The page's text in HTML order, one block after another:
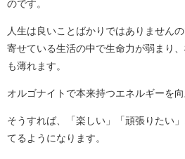
のです。
人生は良いことばかりではありません
寄せている生活の中で生命力が弱まり
も薄れます。
オルゴナイトで本来持つエネルギーを
そうすれば、「楽しい」「頑張りたい
てるようになります。